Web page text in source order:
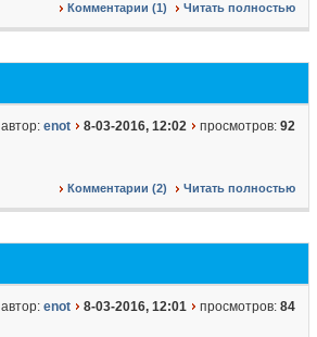
Комментарии (1) Читать полностью
автор: enot 8-03-2016, 12:02 просмотров: 92
Комментарии (2) Читать полностью
автор: enot 8-03-2016, 12:01 просмотров: 84